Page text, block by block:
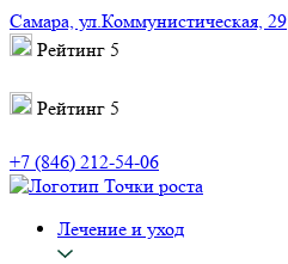
Самара, ул.Коммунистическая, 29
Рейтинг 5
Рейтинг 5
+7 (846) 212-54-06
Лечение и уход